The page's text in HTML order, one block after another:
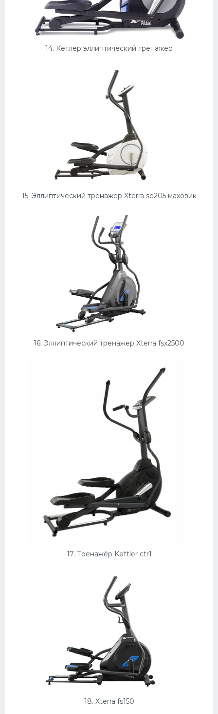
14. Кетлер эллиптический тренажер
15. Эллиптический тренажер Xterra se205 маховик
16. Эллиптический тренажер Xterra fsx2500
17. Тренажёр Kettler ctr1
18. Xterra fs150